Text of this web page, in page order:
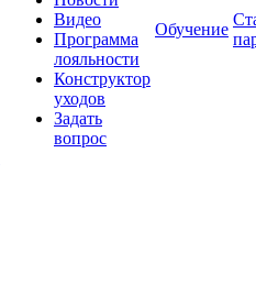
Видео
Программа
лояльности
Конструктор
уходов
Задать
вопрос
Обучение